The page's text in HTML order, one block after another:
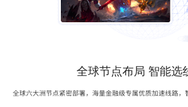
全球节点布局 智能选
全球六大洲节点紧密部署，海量金融级专属优质加速线路，